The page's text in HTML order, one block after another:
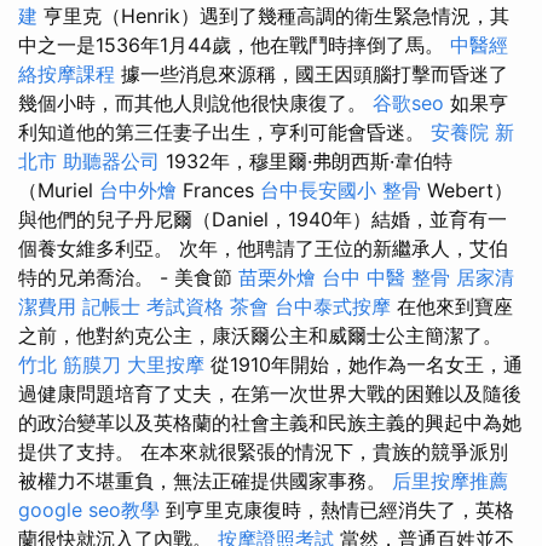
建 亨里克（Henrik）遇到了幾種高調的衛生緊急情況，其
中之一是1536年1月44歲，他在戰鬥時摔倒了馬。 中醫經
絡按摩課程 據一些消息來源稱，國王因頭腦打擊而昏迷了
幾個小時，而其他人則說他很快康復了。 谷歌seo 如果亨
利知道他的第三任妻子出生，亨利可能會昏迷。 安養院 新
北市 助聽器公司 1932年，穆里爾·弗朗西斯·韋伯特
（Muriel 台中外燴 Frances 台中長安國小 整骨 Webert）
與他們的兒子丹尼爾（Daniel，1940年）結婚，並育有一
個養女維多利亞。 次年，他聘請了王位的新繼承人，艾伯
特的兄弟喬治。 - 美食節 苗栗外燴 台中 中醫 整骨 居家清
潔費用 記帳士 考試資格 茶會 台中泰式按摩 在他來到寶座
之前，他對約克公主，康沃爾公主和威爾士公主簡潔了。
竹北 筋膜刀 大里按摩 從1910年開始，她作為一名女王，通
過健康問題培育了丈夫，在第一次世界大戰的困難以及隨後
的政治變革以及英格蘭的社會主義和民族主義的興起中為她
提供了支持。 在本來就很緊張的情況下，貴族的競爭派別
被權力不堪重負，無法正確提供國家事務。 后里按摩推薦
google seo教學 到亨里克康復時，熱情已經消失了，英格
蘭很快就沉入了內戰。 按摩證照考試 當然，普通百姓並不